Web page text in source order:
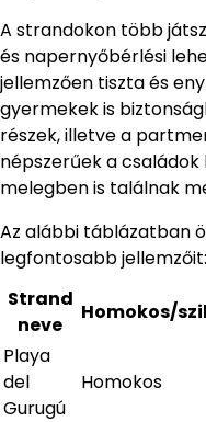
A strandokon több
és napernyőbérlési
jellemzően tiszta és
gyermekek is
részek, illetve a
népszerűek a
melegben is találnak
Az alábbi táblázatban
legfontosabb jellemzőit:
Strand
neve
Homokos/
Playa
del
Gurugú
Homokos